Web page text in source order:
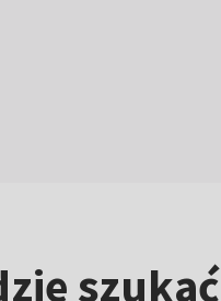
szukać